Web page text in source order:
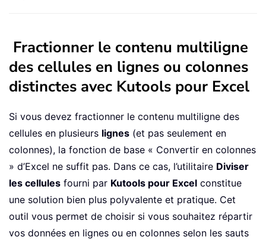
Fractionner le contenu multiligne
des cellules en lignes ou colonnes
distinctes avec Kutools pour Excel
Si vous devez fractionner le contenu multiligne des
cellules en plusieurs lignes (et pas seulement en
colonnes), la fonction de base « Convertir en colonnes
» d’Excel ne suffit pas. Dans ce cas, l’utilitaire Diviser
les cellules fourni par Kutools pour Excel constitue
une solution bien plus polyvalente et pratique. Cet
outil vous permet de choisir si vous souhaitez répartir
vos données en lignes ou en colonnes selon les sauts